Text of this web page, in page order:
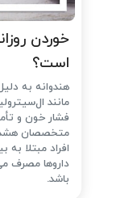
خوردن
است؟
هندوانه به
مانند
فشار خون و
متخصصان
افراد مبتلا
داروها مصرف
باشد.